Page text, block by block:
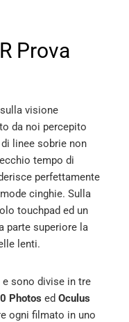
Prova
visione
da noi percepito
linee sobrie non
tempo di
perfettamente
cinghie. Sulla
touchpad ed un
parte superiore la
lenti.
sono divise in tre
Photos ed Oculus
ogni filmato in uno